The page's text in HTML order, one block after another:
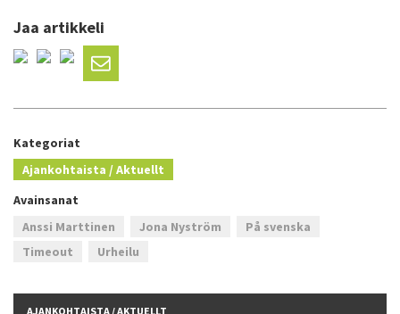
Jaa artikkeli
Kategoriat
Ajankohtaista / Aktuellt
Avainsanat
Anssi Marttinen
Jona Nyström
På svenska
Timeout
Urheilu
AJANKOHTAISTA / AKTUELLT